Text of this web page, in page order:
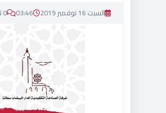
السبت 16 نوفمبر 2019 03:46 0 تعليق